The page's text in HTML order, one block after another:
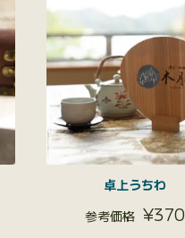
卓上うちわ
¥370